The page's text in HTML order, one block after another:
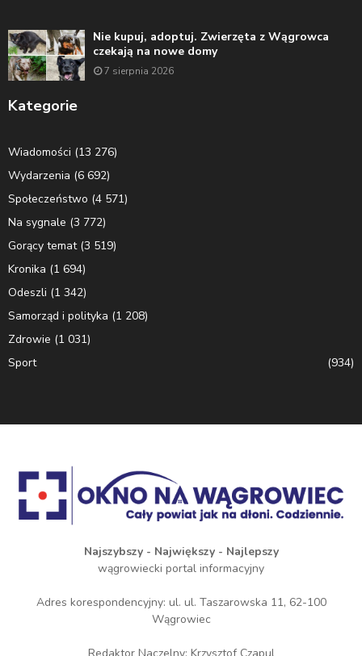
Nie kupuj, adoptuj. Zwierzęta z Wągrowca
czekają na nowe domy
7 sierpnia 2026
Kategorie
Wiadomości (13 276)
Wydarzenia (6 692)
Społeczeństwo (4 571)
Na sygnale (3 772)
Gorący temat(3 519)
Kronika (1 694)
Odeszli (1 342)
Samorząd i polityka (1 208)
Zdrowie (1 031)
Sport
(934)
Najszybszy - Największy - Najlepszy
wągrowiecki portal informacyjny
Adres korespondencyjny: ul. ul. Taszarowska 11, 62-100
Wągrowiec